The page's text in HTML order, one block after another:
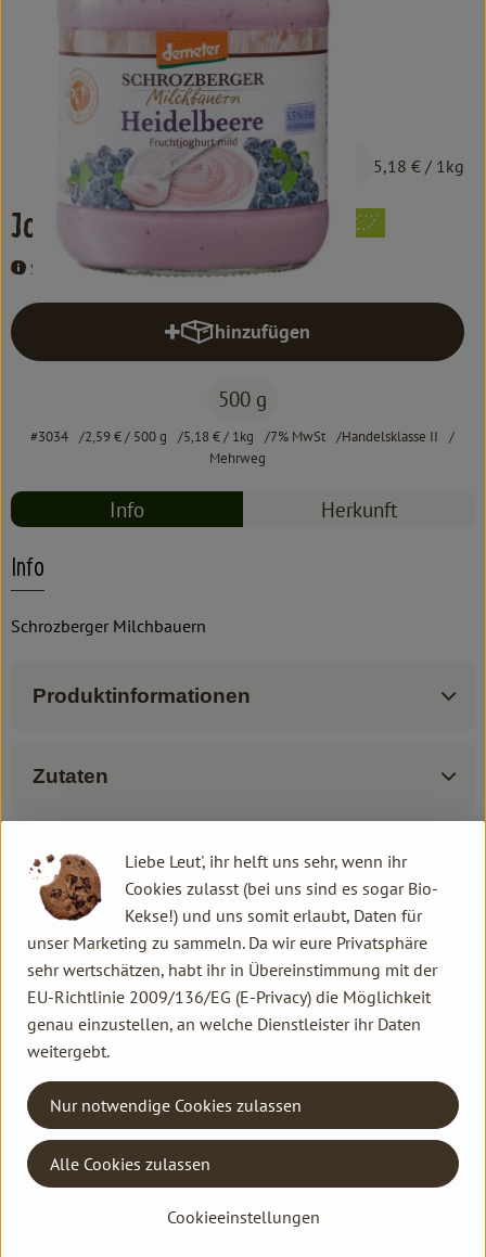
Kochen & Backen
Süß & Pikant
Getränke
Haushalt
Joghurt Heidelbeere 3,5%
Schrozberger Milchbauern
2,59 €/ 500 g 5,18 € / 1kg
hinzufügen
Produkt zum Warenkorb
500 g
#3034 2,59 €/ 500 g 5,18 €/ 1kg 7% MwSt
Handelsklasse II
Mehrweg
Info Herkunft
Info
Schrozberger Milchbauern
Produktinformationen
Zutaten
Produktdatenblatt
Herkunft
Hersteller: Schrozberger Milchbauern
Deutschland
freshfive GmbH
D 88045 Friedrichshafen
Kontrollnummer DE-ÖKO 007
Liebe Leut', ihr helft uns sehr, wenn ihr
Cookies zulasst (bei uns sind es sogar Bio-
Kekse!) und uns somit erlaubt, Daten für
unser Marketing zu sammeln. Da wir eure Privatsphäre
sehr wertschätzen, habt ihr in Übereinstimmung mit der
EU-Richtlinie 2009/136/EG (E-Privacy) die Möglichkeit
genau einzustellen, an welche Dienstleister ihr Daten
weitergebt.
Cookieeinstellungen
Nur notwendige Cookies zulassen
Alle Cookies zulassen